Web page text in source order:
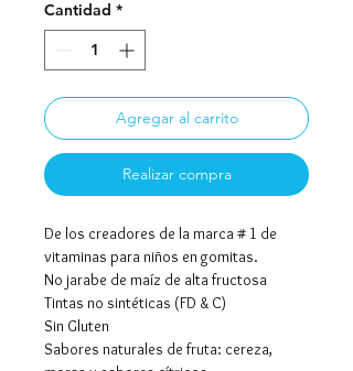
Cantidad *
Agregar al carrito
Realizar compra
De los creadores de la marca # 1 de
vitaminas para niños en gomitas.
No jarabe de maíz de alta fructosa
Tintas no sintéticas (FD & C)
Sin Gluten
Sabores naturales de fruta: cereza,